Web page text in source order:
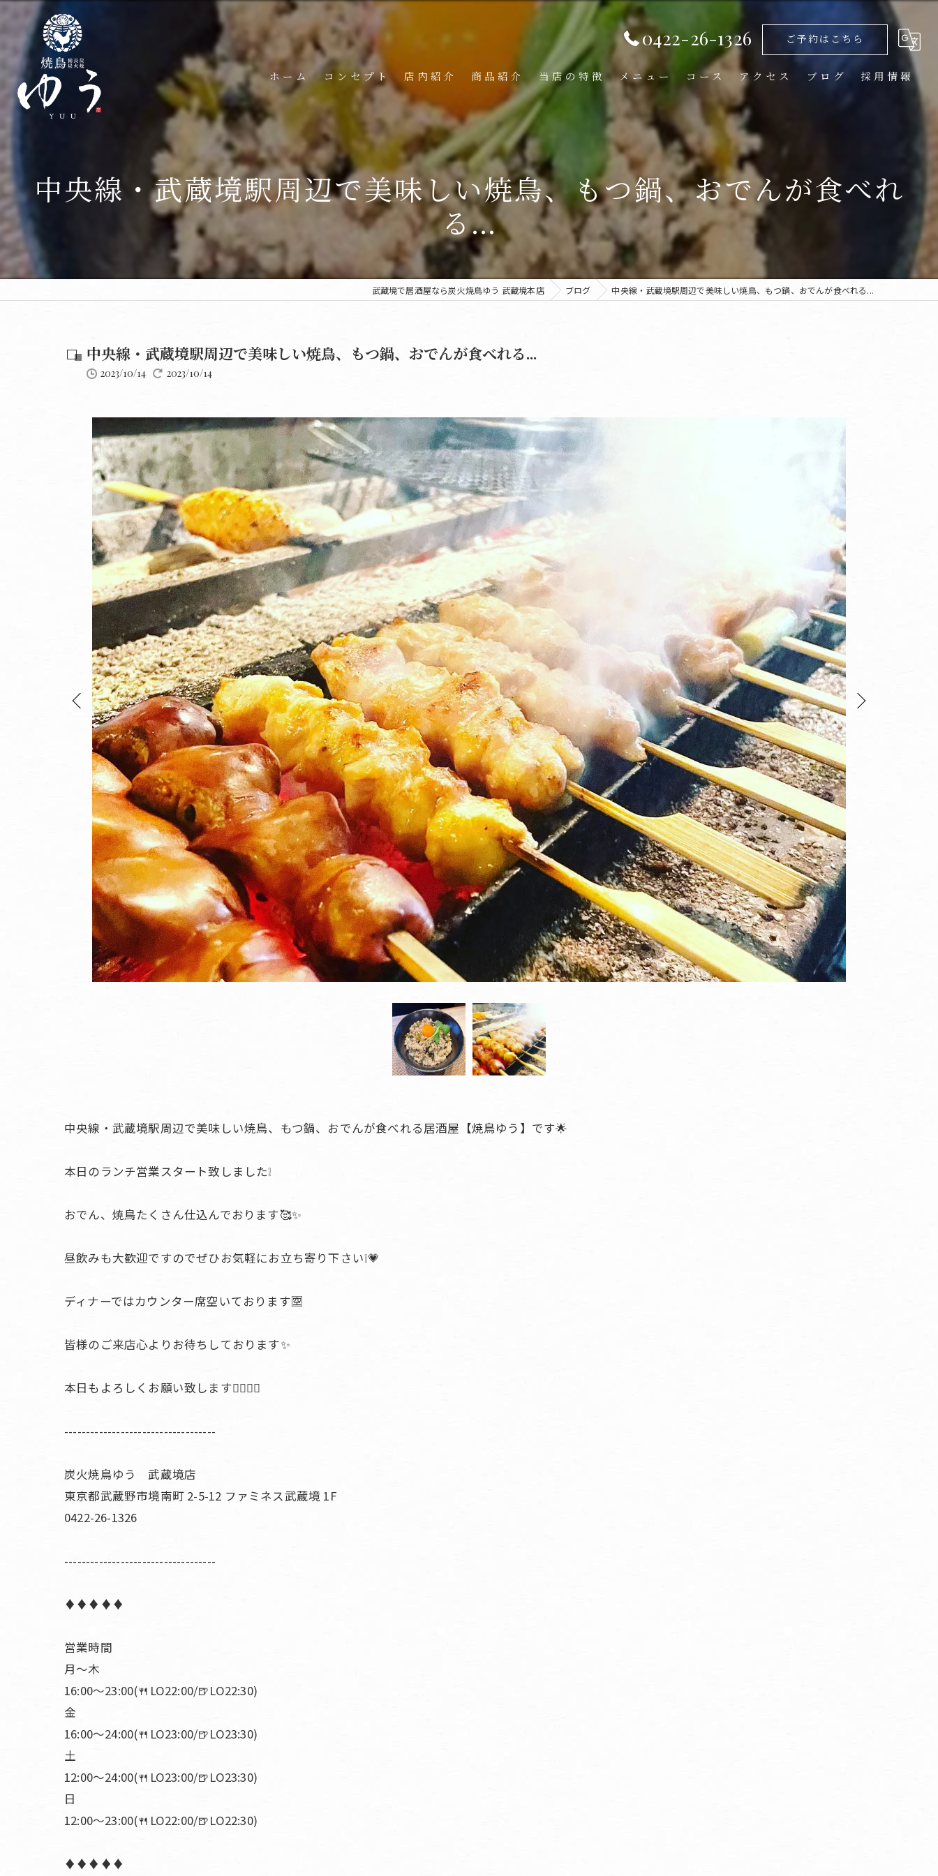
0422-26-1326 ご予約はこちら
ホーム コンセプト 店内紹介 商品紹介 当店の特徴 メニュー コース アクセス ブログ 採用情報
中央線・武蔵境駅周辺で美味しい焼鳥、もつ鍋、おでんが食べれ
る...
武蔵境で居酒屋なら炭火焼鳥ゆう 武蔵境本店 ブログ 中央線・武蔵境駅周辺で美味しい焼鳥、もつ鍋、おでんが食べれる...
中央線・武蔵境駅周辺で美味しい焼鳥、もつ鍋、おでんが食べれる...
2023/10/14 2023/10/14
中央線・武蔵境駅周辺で美味しい焼鳥、もつ鍋、おでんが食べれる居酒屋【焼鳥ゆう】です🌟
本日のランチ営業スタート致しました❕
おでん、焼鳥たくさん仕込んでおります🥰✨
昼飲みも大歓迎ですのでぜひお気軽にお立ち寄り下さい❕💗
ディナーではカウンター席空いております🈳
皆様のご来店心よりお待ちしております✨
本日もよろしくお願い致します🙇🏻‍♀️❕
-----------------------------------
炭火焼鳥ゆう 武蔵境店
東京都武蔵野市境南町 2-5-12 ファミネス武蔵境 1F
0422-26-1326
-----------------------------------
♦︎♦︎♦︎♦︎♦︎
営業時間
月〜木
16:00〜23:00(🍴LO22:00/🍺LO22:30)
金
16:00〜24:00(🍴LO23:00/🍺LO23:30)
土
12:00〜24:00(🍴LO23:00/🍺LO23:30)
日
12:00〜23:00(🍴LO22:00/🍺LO22:30)
♦︎♦︎♦︎♦︎♦︎